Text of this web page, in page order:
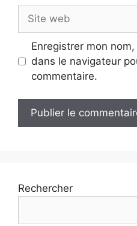
web
Enregistrer mon
dans le navigateur
commentaire.
Rechercher